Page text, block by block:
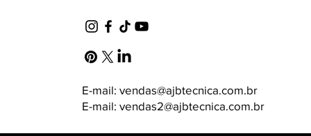
E-mail:vendas@ajbtecnica.com.br
E-mail: vendas2@ajbtecnica.com.br